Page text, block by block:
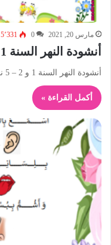
مارس 20, 2021 0 5٬331
أنشودة النهر السنة 1 و 2 – 5 نماذج
أنشودة النهر السنة 1 و 2 – 5 نماذج – madrassatii.com
أكمل القراءة »